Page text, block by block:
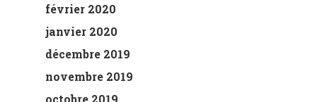
février 2020
janvier 2020
décembre 2019
novembre 2019
octobre 2019